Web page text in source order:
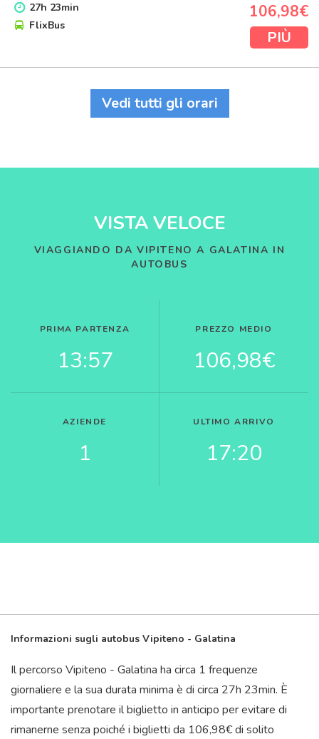
27h 23min
FlixBus
106,98€
PIÙ
Vedi tutti gli orari
VISTA VELOCE
VIAGGIANDO DA VIPITENO A GALATINA IN
AUTOBUS
PRIMA PARTENZA
13:57
PREZZO MEDIO
106,98€
AZIENDE
1
ULTIMO ARRIVO
17:20
Informazioni sugli autobus Vipiteno - Galatina
Il percorso Vipiteno - Galatina ha circa 1 frequenze
giornaliere e la sua durata minima è di circa 27h 23min. È
importante prenotare il biglietto in anticipo per evitare di
rimanerne senza poiché i biglietti da 106,98€ di solito